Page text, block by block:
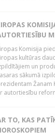
Komisija
kultūras
un
sākumā
Žanam
autortiesību
TO, KAS